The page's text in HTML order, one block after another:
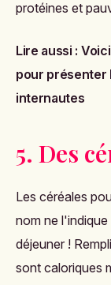
protéines et
Lire aussi :
pour présenter
internautes
5. Des
Les céréales
nom ne
déjeuner !
sont caloriques